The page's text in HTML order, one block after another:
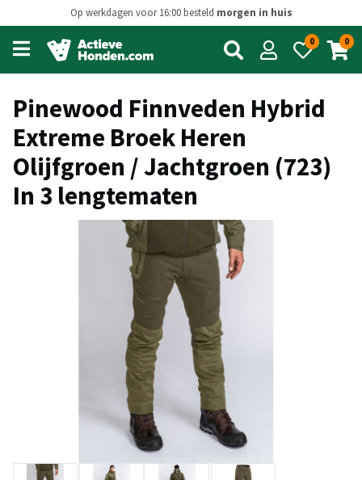
Op werkdagen voor 16:00 besteld morgen in huis
Open
main
menu
0 0
Pinewood Finnveden Hybrid
Extreme Broek Heren
Olijfgroen / Jachtgroen (723)
In 3 lengtematen